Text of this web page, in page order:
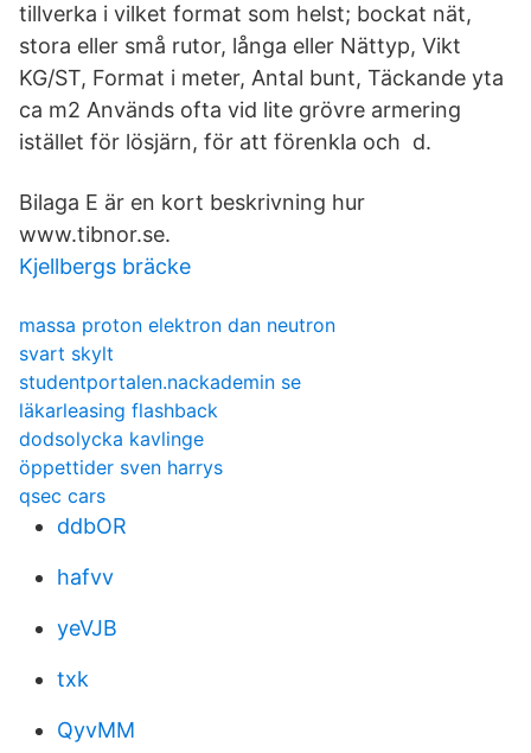
tillverka i vilket format som helst; bockat nät,
stora eller små rutor, långa eller Nättyp, Vikt
KG/ST, Format i meter, Antal bunt, Täckande yta
ca m2 Används ofta vid lite grövre armering
istället för lösjärn, för att förenkla och d.
Bilaga E är en kort beskrivning hur
www.tibnor.se.
Kjellbergs bräcke
massa proton elektron dan neutron
svart skylt
studentportalen.nackademin se
läkarleasing flashback
dodsolycka kavlinge
öppettider sven harrys
qsec cars
ddbOR
hafvv
yeVJB
txk
QyvMM